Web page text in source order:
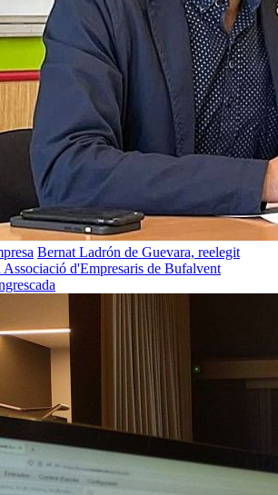
Bernat Ladrón de Guevara, reelegit
Associació d'Empresaris de Bufalvent